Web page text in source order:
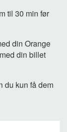
til 30 min før
din Orange
din billet
du kun få dem